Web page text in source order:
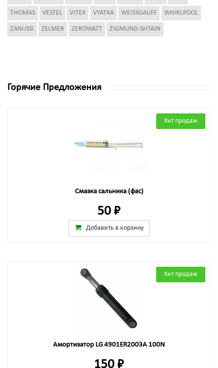
THOMAS VESTEL VITEK VYATKA WEISSGAUFF WHIRLPOOL
ZANUSSI ZELMER ZEROWATT ZIGMUND-SHTAIN
Горячие Предложения
Хит продаж
Смазка сальника (фас)
50 ₽
Добавить в корзину
Хит продаж
Амортизатор LG 4901ER2003A 100N
150 ₽